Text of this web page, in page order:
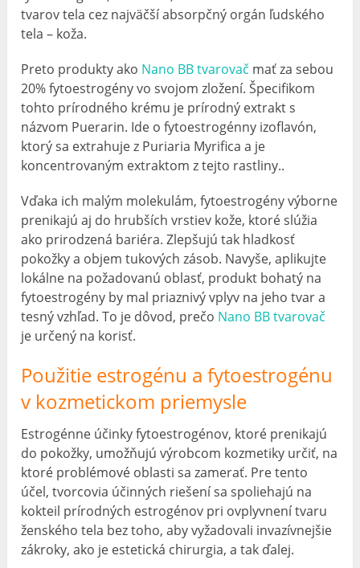
tvarov tela cez najväčší absorpčný orgán ľudského
tela – koža.
Preto produkty ako Nano BB tvarovač mať za sebou
20% fytoestrogény vo svojom zložení. Špecifikom
tohto prírodného krému je prírodný extrakt s
názvom Puerarin. Ide o fytoestrogénny izoflavón,
ktorý sa extrahuje z Puriaria Myrifica a je
koncentrovaným extraktom z tejto rastliny..
Vďaka ich malým molekulám, fytoestrogény výborne
prenikajú aj do hrubších vrstiev kože, ktoré slúžia
ako prirodzená bariéra. Zlepšujú tak hladkosť
pokožky a objem tukových zásob. Navyše, aplikujte
lokálne na požadovanú oblasť, produkt bohatý na
fytoestrogény by mal priaznivý vplyv na jeho tvar a
tesný vzhľad. To je dôvod, prečo Nano BB tvarovač
je určený na korisť.
Použitie estrogénu a fytoestrogénu
v kozmetickom priemysle
Estrogénne účinky fytoestrogénov, ktoré prenikajú
do pokožky, umožňujú výrobcom kozmetiky určiť, na
ktoré problémové oblasti sa zamerať. Pre tento
účel, tvorcovia účinných riešení sa spoliehajú na
kokteil prírodných estrogénov pri ovplyvnení tvaru
ženského tela bez toho, aby vyžadovali invazívnejšie
zákroky, ako je estetická chirurgia, a tak ďalej.